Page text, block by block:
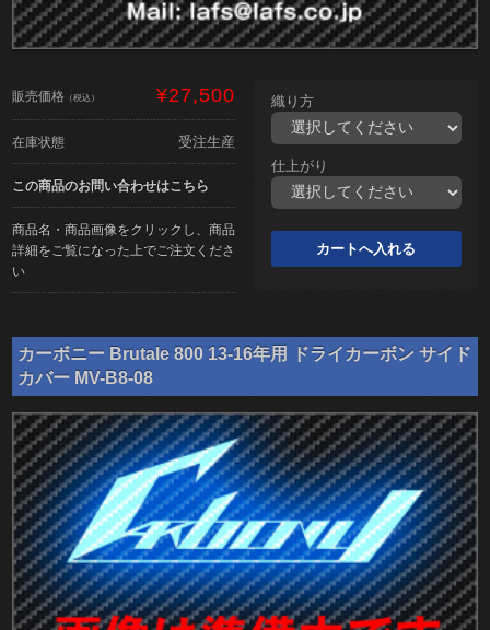
販売価格 （税込） ¥27,500
在庫状態 受注生産
この商品のお問い合わせはこちら
商品名・商品画像をクリックし、商品
詳細をご覧になった上でご注文くださ
い
織り方
仕上がり
カーボニー Brutale 800 13-16年用 ドライカーボン サイド
カバー MV-B8-08